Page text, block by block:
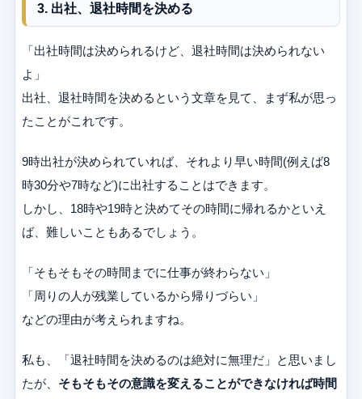
3. 出社、退社時間を決める
「出社時間は決められるけど、退社時間は決められない
よ」
出社、退社時間を決めるという文章を見て、まず私が思っ
たことがこれです。
9時出社が決められていれば、それより早い時間(例えば8
時30分や7時など)に出社することはできます。
しかし、18時や19時と決めてその時間に帰れるかといえ
ば、難しいこともあるでしょう。
「そもそもその時間までに仕事が終わらない」
「周りの人が残業しているから帰りづらい」
などの理由が考えられますね。
私も、「退社時間を決めるのは絶対に無理だ」と思いまし
たが、 そもそもその意識を変えることができなければ時間